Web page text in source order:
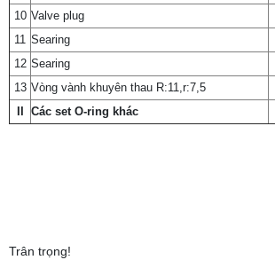
10 Valve plug
11 Searing
12 Searing
13 Vòng vành khuyên thau R:11,r:7,5
Các set O-ring khác
Trân trọng!